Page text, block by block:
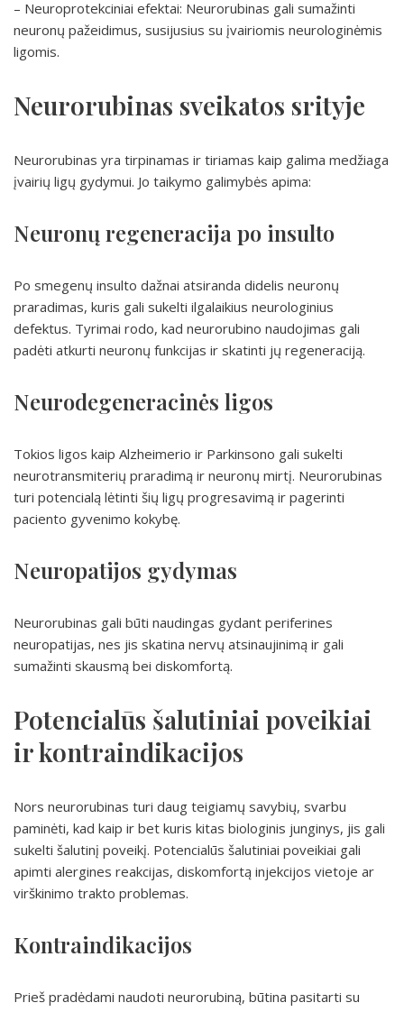
– Neuroprotekciniai efektai: Neurorubinas gali sumažinti
neuronų pažeidimus, susijusius su įvairiomis neurologinėmis
ligomis.
Neurorubinas sveikatos srityje
Neurorubinas yra tirpinamas ir tiriamas kaip galima medžiaga
įvairių ligų gydymui. Jo taikymo galimybės apima:
Neuronų regeneracija po insulto
Po smegenų insulto dažnai atsiranda didelis neuronų
praradimas, kuris gali sukelti ilgalaikius neurologinius
defektus. Tyrimai rodo, kad neurorubino naudojimas gali
padėti atkurti neuronų funkcijas ir skatinti jų regeneraciją.
Neurodegeneracinės ligos
Tokios ligos kaip Alzheimerio ir Parkinsono gali sukelti
neurotransmiterių praradimą ir neuronų mirtį. Neurorubinas
turi potencialą lėtinti šių ligų progresavimą ir pagerinti
paciento gyvenimo kokybę.
Neuropatijos gydymas
Neurorubinas gali būti naudingas gydant periferines
neuropatijas, nes jis skatina nervų atsinaujinimą ir gali
sumažinti skausmą bei diskomfortą.
Potencialūs šalutiniai poveikiai
ir kontraindikacijos
Nors neurorubinas turi daug teigiamų savybių, svarbu
paminėti, kad kaip ir bet kuris kitas biologinis junginys, jis gali
sukelti šalutinį poveikį. Potencialūs šalutiniai poveikiai gali
apimti alergines reakcijas, diskomfortą injekcijos vietoje ar
virškinimo trakto problemas.
Kontraindikacijos
Prieš pradėdami naudoti neurorubiną, būtina pasitarti su